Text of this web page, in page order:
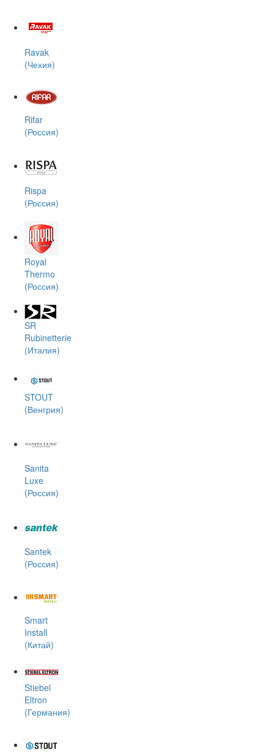
Ravak
(Чехия)
Rifar
(Россия)
Rispa
(Россия)
Royal
Thermo
(Россия)
SR
Rubinetterie
(Италия)
STOUT
(Венгрия)
Sanita
Luxe
(Россия)
Santek
(Россия)
Smart
Install
(Китай)
Stiebel
Eltron
(Германия)